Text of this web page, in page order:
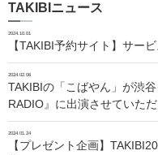
TAKIBIニュース
2024.10.01
【TAKIBI予約サイト】サー
2024.02.06
TAKIBIの「こばやん」が渋
RADIO』に出演させていた
2024.01.24
【プレゼント企画】